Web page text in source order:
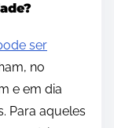
ser
no
e em dia
Para aqueles